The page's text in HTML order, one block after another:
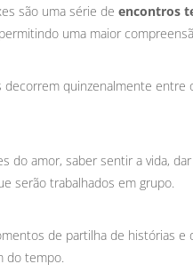
são uma série de encontros
uma maior
decorrem quinzenalmente
do amor, saber sentir a vida,
serão trabalhados em grupo.
de partilha de histórias e
do tempo.